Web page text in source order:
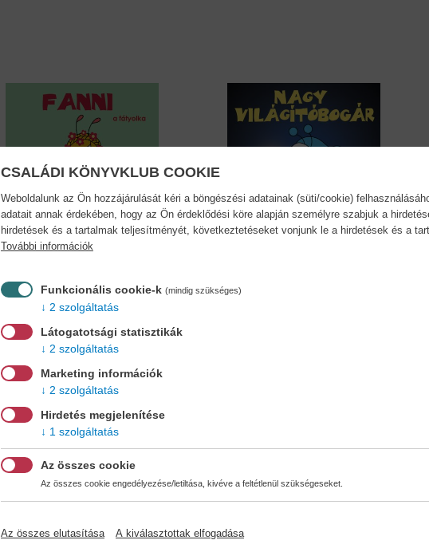
Fanni, a fátyolka
Bartos Erika
5,90 €
CSALÁDI KÖNYVKLUB COOKIE
Weboldalunk az Ön hozzájárulását kéri a böngészési adatainak (süti/cookie)
adatait annak érdekében, hogy az Ön érdeklődési köre alapján személyre szabjuk a
hirdetések és a tartalmak teljesítményét, következtetéseket vonjunk le a hirdetések és a
További információk
Funkcionális cookie-k (mindig szükséges)
2 szolgáltatás
Látogatotsági statisztikák
2 szolgáltatás
Marketing információk
2 szolgáltatás
Hirdetés megjelenítése
1 szolgáltatás
Az összes cookie
Az összes cookie engedélyezése/letiltása, kivéve a feltétlenül szükségeseket.
Az összes elutasítása A kiválasztottak elfogadása